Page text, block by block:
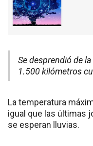
Se desprendió de
1.500 kilómetros
La temperatura
igual que las últimas
se esperan lluvias.